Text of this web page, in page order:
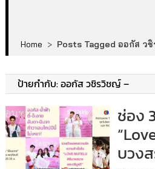
Home > Posts Tagged ออกัส ว
ป้ายกำกับ:ออกัส วชิรวิชญ์ –
ช่อง
บวง